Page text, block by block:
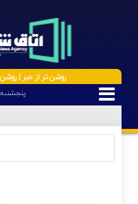
روشن تر از خبر | روشن
پنجشنبه, ۱۵ مرداد , ۱۴۰۵ برابر با - Thursday, 6 August , 2026